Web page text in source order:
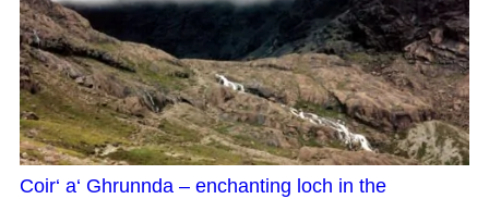
Coir‘ a‘ Ghrunnda – enchanting loch in the